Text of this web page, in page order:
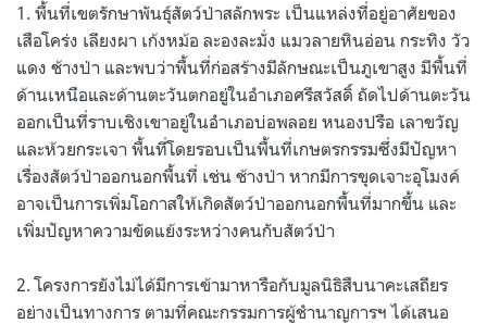
1. พื้นที่เขตรักษาพันธุ์สัตว์ป่าสลักพระ เป็นแหล่งที่อยู่อาศัยของ
เสือโคร่ง เลียงผา เก้งหม้อ ละองละมั่ง แมวลายหินอ่อน กระทิง วัว
แดง ช้างป่า และพบว่าพื้นที่ก่อสร้างมีลักษณะเป็นภูเขาสูง มีพื้นที่
ด้านเหนือและด้านตะวันตกอยู่ในอำเภอศรีสวัสดิ์ ถัดไปด้านตะวัน
ออกเป็นที่ราบเชิงเขาอยู่ในอำเภอบ่อพลอย หนองปรือ เลาขวัญ
และห้วยกระเจา พื้นที่โดยรอบเป็นพื้นที่เกษตรกรรมซึ่งมีปัญหา
เรื่องสัตว์ป่าออกนอกพื้นที่ เช่น ช้างป่า หากมีการขุดเจาะอุโมงค์
อาจเป็นการเพิ่มโอกาสให้เกิดสัตว์ป่าออกนอกพื้นที่มากขึ้น และ
เพิ่มปัญหาความขัดแย้งระหว่างคนกับสัตว์ป่า
2. โครงการยังไม่ได้มีการเข้ามาหารือกับมูลนิธิสืบนาคะเสถียร
อย่างเป็นทางการ ตามที่คณะกรรมการผู้ชำนาญการฯ ได้เสนอ